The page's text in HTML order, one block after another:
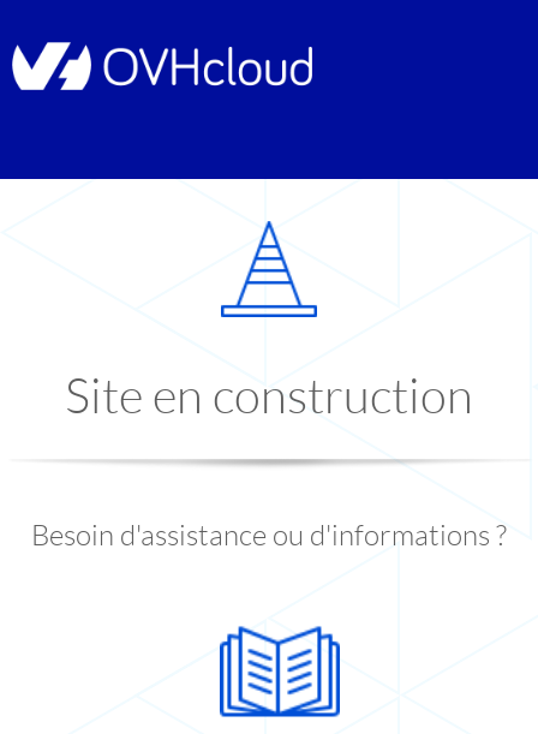
Site en construction
Besoin d'assistance ou d'informations ?